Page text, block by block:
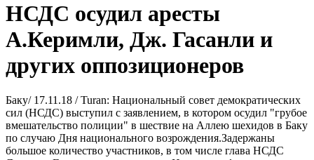
НСДС осудил аресты
А.Керимли, Дж. Гасанли и
других оппозиционеров
Баку/ 17.11.18 / Turan: Национальный совет демократических
сил (НСДС) выступил с заявлением, в котором осудил "грубое
вмешательство полиции" в шествие на Аллею шехидов в Баку
по случаю Дня национального возрождения.Задержаны
большое количество участников, в том числе глава НСДС